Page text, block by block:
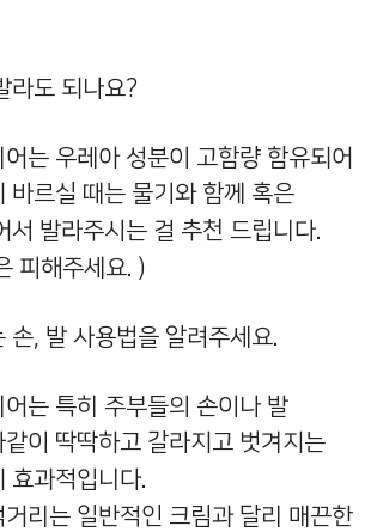
라도 되나요?
어는 우레아 성분이 고함량 함유되어
바르실 때는 물기와 함께 혹은
서 발라주시는 걸 추천 드립니다.
피해주세요. )
손, 발 사용법을 알려주세요.
어는 특히 주부들의 손이나 발
이 딱딱하고 갈라지고 벗겨지는
효과적입니다.
리는 일반적인 크림과 달리 매끈한